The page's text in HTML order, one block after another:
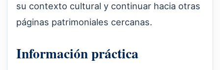
su contexto cultural y continuar hacia otras
páginas patrimoniales cercanas.
Información práctica